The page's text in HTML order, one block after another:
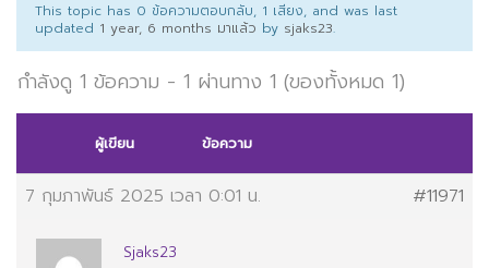
This topic has 0 ข้อความตอบกลับ, 1 เสียง, and was last
updated 1 year, 6 months มาแล้ว by sjaks23.
กำลังดู 1 ข้อความ - 1 ผ่านทาง 1 (ของทั้งหมด 1)
ผู้เขียน ข้อความ
7 กุมภาพันธ์ 2025 เวลา 0:01 น. #11971
Sjaks23